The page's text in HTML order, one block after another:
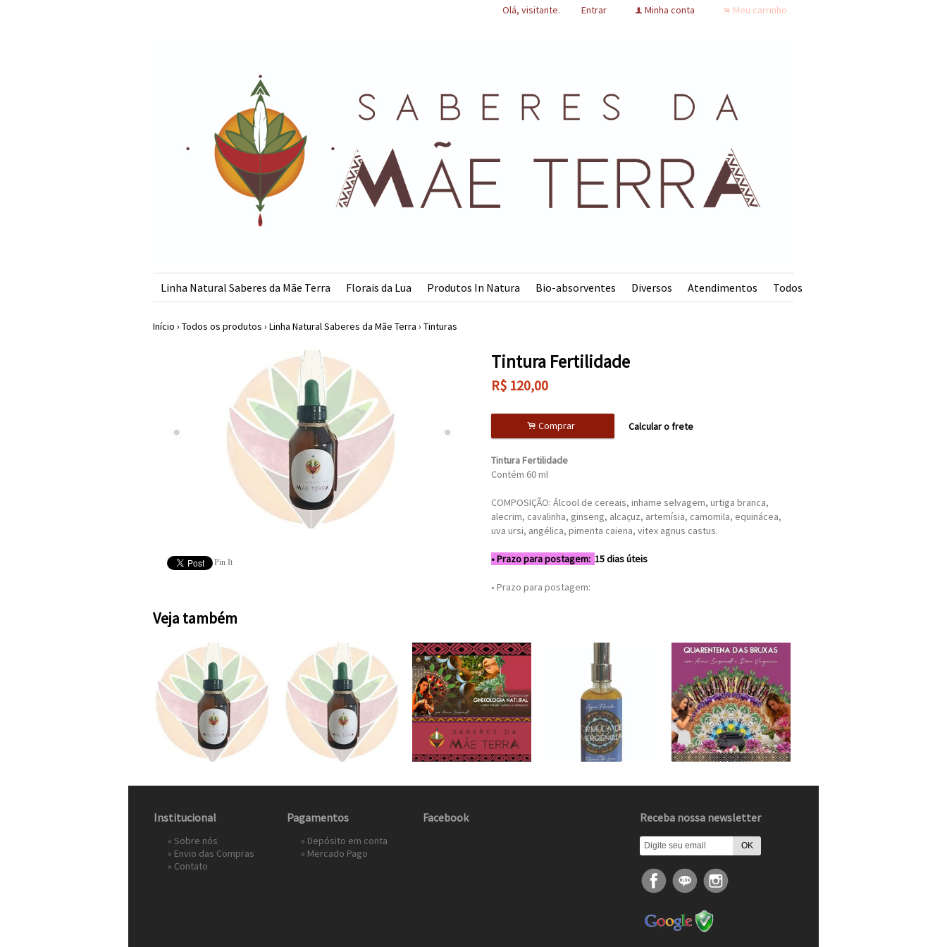
Olá, visitante. Entrar f Minha conta . Meu carrinho
Linha Natural Saberes da Mãe Terra Florais da Lua Produtos In Natura Bio-absorventes Diversos Atendimentos Todos
Início › Todos os produtos › Linha Natural Saberes da Mãe Terra › Tinturas
Pin It
Tintura Fertilidade
R$ 120,00
. Comprar Calcular o frete
Tintura Fertilidade
Contém 60 ml
COMPOSIÇÃO: Álcool de cereais, inhame selvagem, urtiga branca,
alecrim, cavalinha, ginseng, alcaçuz, artemísia, camomila, equinácea,
uva ursi, angélica, pimenta caiena, vitex agnus castus.
• Prazo para postagem: 15 dias úteis
• Prazo para postagem:
Veja também
Institucional
» Sobre nós
» Envio das Compras
» Contato
Pagamentos
» Depósito em conta
» Mercado Pago
Facebook Receba nossa newsletter